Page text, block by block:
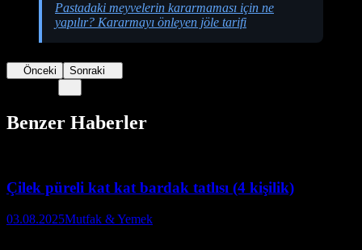
Pastadaki meyvelerin kararmaması için ne
yapılır? Kararmayı önleyen jöle tarifi
Önceki Sonraki
Benzer Haberler
Çilek püreli kat kat bardak tatlısı (4 kişilik)
03.08.2025Mutfak & Yemek